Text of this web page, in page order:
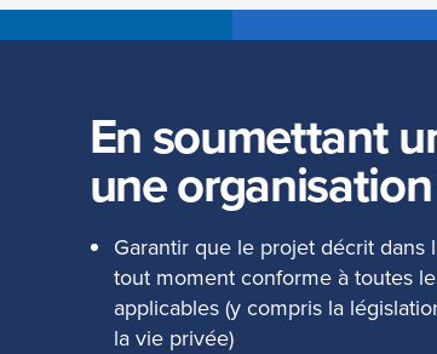
En soumettant
une
Garantir que le projet décrit
tout moment conforme à toutes
applicables (y compris la
la vie privée)